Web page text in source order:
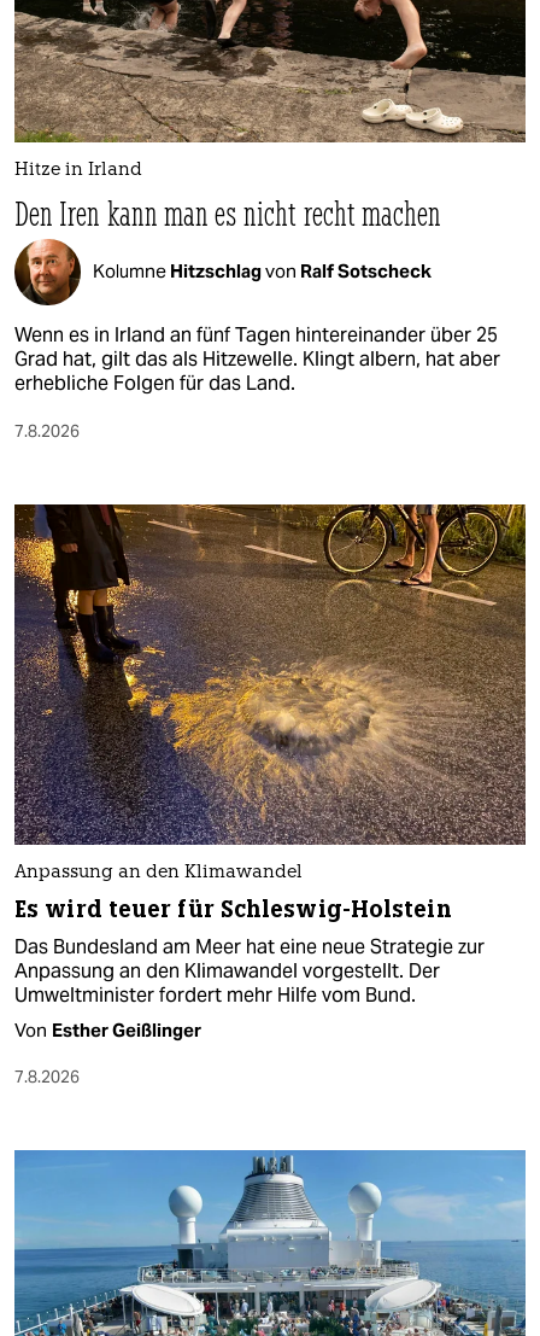
Hitze in Irland
Den Iren kann man es nicht recht machen
Kolumne Hitzschlagvon Ralf Sotscheck
Wenn es in Irland an fünf Tagen hintereinander über 25
Grad hat, gilt das als Hitzewelle. Klingt albern, hat aber
erhebliche Folgen für das Land.
7.8.2026
Anpassung an den Klimawandel
Es wird teuer für Schleswig-Holstein
Das Bundesland am Meer hat eine neue Strategie zur
Anpassung an den Klimawandel vorgestellt. Der
Umweltminister fordert mehr Hilfe vom Bund.
Von Esther Geißlinger
7.8.2026